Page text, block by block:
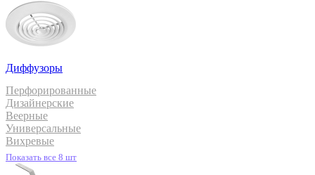
Диффузоры
Перфорированные
Дизайнерские
Веерные
Универсальные
Вихревые
Показать все 8 шт